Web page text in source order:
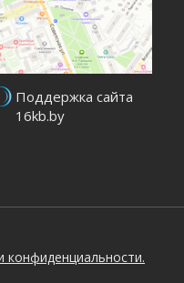
Поддержка сайта
16kb.by
конфиденциальности.